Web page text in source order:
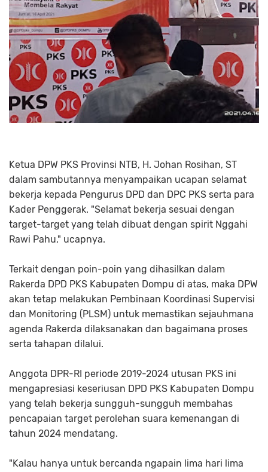
Ketua DPW PKS Provinsi NTB, H. Johan Rosihan, ST
dalam sambutannya menyampaikan ucapan selamat
bekerja kepada Pengurus DPD dan DPC PKS serta para
Kader Penggerak. "Selamat bekerja sesuai dengan
target-target yang telah dibuat dengan spirit Nggahi
Rawi Pahu," ucapnya.
Terkait dengan poin-poin yang dihasilkan dalam
Rakerda DPD PKS Kabupaten Dompu di atas, maka DPW
akan tetap melakukan Pembinaan Koordinasi Supervisi
dan Monitoring (PLSM) untuk memastikan sejauhmana
agenda Rakerda dilaksanakan dan bagaimana proses
serta tahapan dilalui.
Anggota DPR-RI periode 2019-2024 utusan PKS ini
mengapresiasi keseriusan DPD PKS Kabupaten Dompu
yang telah bekerja sungguh-sungguh membahas
pencapaian target perolehan suara kemenangan di
tahun 2024 mendatang.
"Kalau hanya untuk bercanda ngapain lima hari lima